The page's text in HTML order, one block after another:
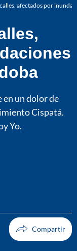
afectados por
en un dolor de
Cispatá.
Yo.